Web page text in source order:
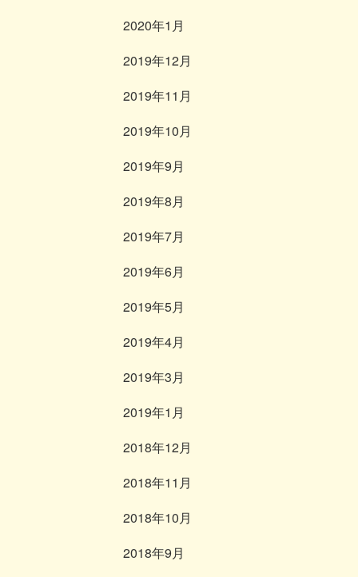
2020年1月
2019年12月
2019年11月
2019年10月
2019年9月
2019年8月
2019年7月
2019年6月
2019年5月
2019年4月
2019年3月
2019年1月
2018年12月
2018年11月
2018年10月
2018年9月